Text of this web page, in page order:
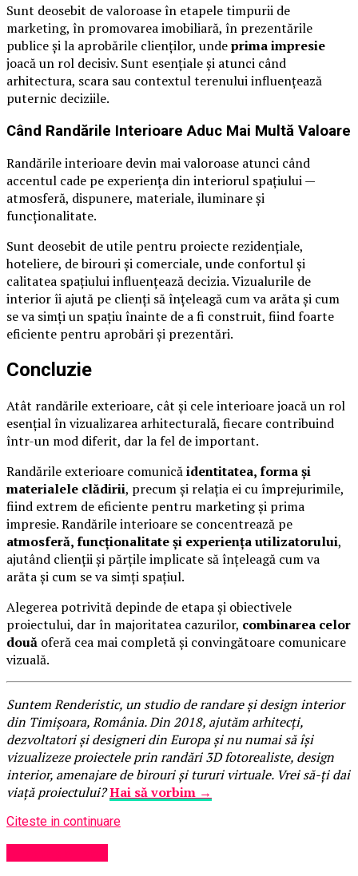
Sunt deosebit de valoroase în etapele timpurii de
marketing, în promovarea imobiliară, în prezentările
publice și la aprobările clienților, undeprima impresie
joacă un rol decisiv. Sunt esențiale și atunci când
arhitectura, scara sau contextul terenului influențează
puternic deciziile.
Când Randările Interioare Aduc Mai Multă Valoare
Randările interioare devin mai valoroase atunci când
accentul cade pe experiența din interiorul spațiului —
atmosferă, dispunere, materiale, iluminare și
funcționalitate.
Sunt deosebit de utile pentru proiecte rezidențiale,
hoteliere, de birouri și comerciale, unde confortul și
calitatea spațiului influențează decizia. Vizualurile de
interior îi ajută pe clienți să înțeleagă cum va arăta și cum
se va simți un spațiu înainte de a fi construit, fiind foarte
eficiente pentru aprobări și prezentări.
Concluzie
Atât randările exterioare, cât și cele interioare joacă un rol
esențial în vizualizarea arhitecturală, fiecare contribuind
într-un mod diferit, dar la fel de important.
Randările exterioare comunicăidentitatea, forma și
materialele clădirii, precum și relația ei cu împrejurimile,
fiind extrem de eficiente pentru marketing și prima
impresie. Randările interioare se concentrează pe
atmosferă, funcționalitate și experiența utilizatorului,
ajutând clienții și părțile implicate să înțeleagă cum va
arăta și cum se va simți spațiul.
Alegerea potrivită depinde de etapa și obiectivele
proiectului, dar în majoritatea cazurilor, combinarea celor
două oferă cea mai completă și convingătoare comunicare
vizuală.
Suntem Renderistic, un studio de randare și design interior
din Timișoara, România. Din 2018, ajutăm arhitecți,
dezvoltatori și designeri din Europa și nu numai să își
vizualizeze proiectele prin randări 3D fotorealiste, design
interior, amenajare de birouri și tururi virtuale. Vrei să-ți dai
viață proiectului?Hai să vorbim →
Citeste in continuare